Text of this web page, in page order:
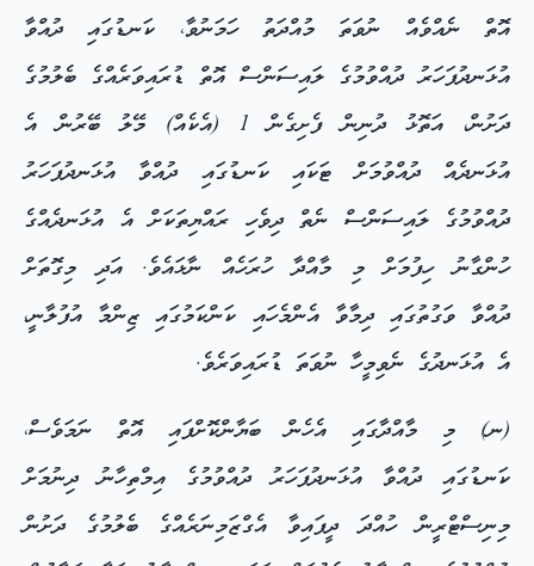
އޮތް ނެއްވެއް ނުވަތަ މުއްދަތު ހަމަނުވާ، ކަނޑުގައި ދުއްވާ
އުޅަނދުފަހަރު ދުއްވުމުގެ ލައިސަންސް އޮތް ޑުރައިވަރެއްގެ ބެލުމުގެ
ދަށުން، އަތޮޅު ދުނިން ފެށިގެން 1 (އެކެއް) މޭލު ބޭރުން އެ
އުޅަނދެއް ދުއްވުމަށް ޓަކައި ކަނޑުގައި ދުއްވާ އުޅަނދުފަހަރު
ދުއްވުމުގެ ލައިސަންސް ނެތް ދިވެހި ރައްޔިތަކަށް އެ އުޅަނދެއްގެ
ހުންގާނު ހިފުމަށް މި މާއްދާ ހުރަހެއް ނާޅައެވެ. އަދި މިގޮތަށް
ދުއްވާ ވަގުތުގައި ދިމާވާ އެންމެހައި ކަންކަމުގައި ޒިންމާ އުފުލާނީ،
އެ އުޅަނދުގެ ނެވިމީހާ ނުވަތަ ޑުރައިވަރެވެ.
(ނ) މި މާއްދާގައި އެހެން ބަޔާންކޮށްފައި އޮތް ނަމަވެސް،
ކަނޑުގައި ދުއްވާ އުޅަނދުފަހަރު ދުއްވުމުގެ އިމްތިހާނު ދިނުމަށް
މިނިސްޓްރީން ހުއްދަ ދީފައިވާ އެގްޒަމިނަރެއްގެ ބެލުމުގެ ދަށުން